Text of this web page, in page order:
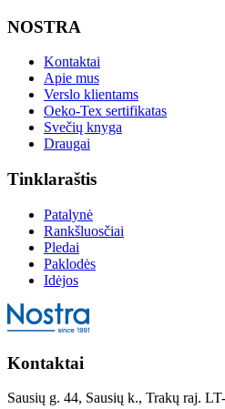
NOSTRA
Kontaktai
Apie mus
Verslo klientams
Oeko-Tex sertifikatas
Svečių knyga
Draugai
Tinklaraštis
Patalynė
Rankšluosčiai
Pledai
Paklodės
Idėjos
Kontaktai
Sausių g. 44, Sausių k., Trakų raj.